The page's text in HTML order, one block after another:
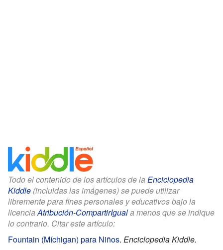
Todo el contenido de los artículos de la Enciclopedia
Kiddle (incluidas las imágenes) se puede utilizar
libremente para fines personales y educativos bajo la
licenciaAtribución-CompartirIguala menos que se indique
lo contrario. Citar este artículo:
Fountain (Míchigan) para Niños. Enciclopedia Kiddle.